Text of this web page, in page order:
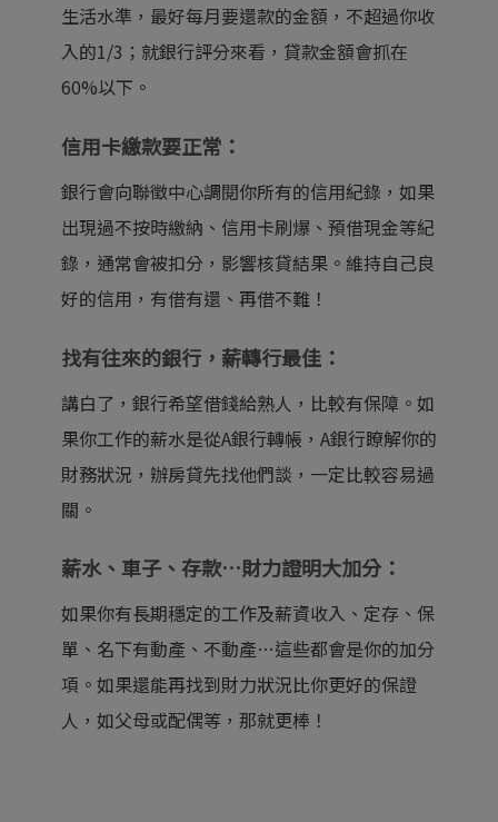
生活水準，最好每月要還款的金額，不超過你收
入的1/3；就銀行評分來看，貸款金額會抓在
60%以下。
信用卡繳款要正常：
銀行會向聯徵中心調閱你所有的信用紀錄，如果
出現過不按時繳納、信用卡刷爆、預借現金等紀
錄，通常會被扣分，影響核貸結果。維持自己良
好的信用，有借有還、再借不難！
找有往來的銀行，薪轉行最佳：
講白了，銀行希望借錢給熟人，比較有保障。如
果你工作的薪水是從A銀行轉帳，A銀行瞭解你的
財務狀況，辦房貸先找他們談，一定比較容易過
關。
薪水、車子、存款…財力證明大加分：
如果你有長期穩定的工作及薪資收入、定存、保
單、名下有動產、不動產…這些都會是你的加分
項。如果還能再找到財力狀況比你更好的保證
人，如父母或配偶等，那就更棒！